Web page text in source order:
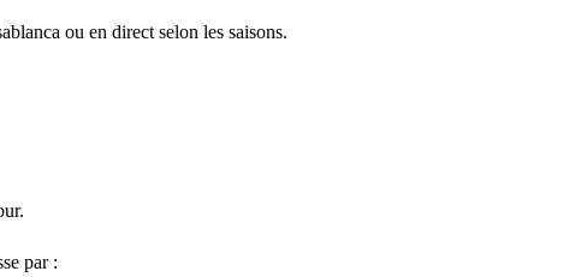
ou en direct selon les saisons.
par :